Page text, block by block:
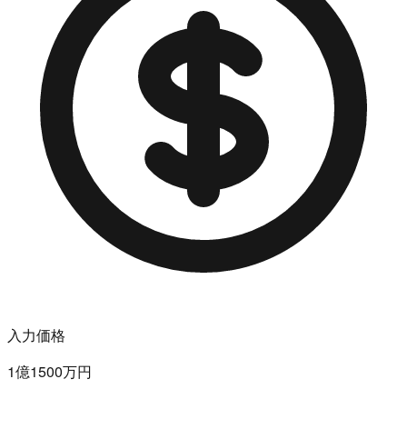
入力価格
1億1500万円